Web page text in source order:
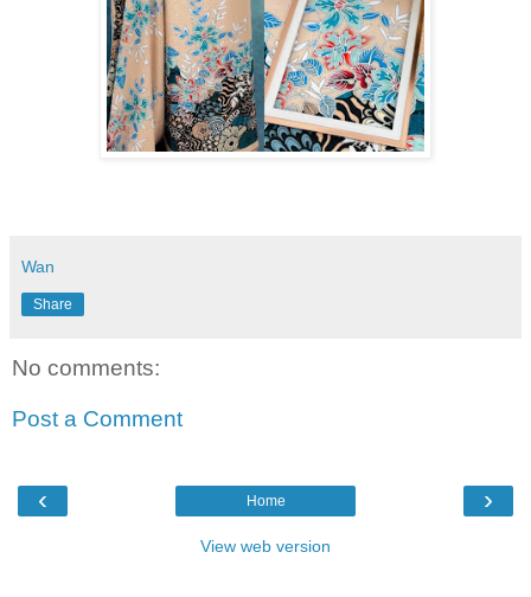
Wan
Share
No comments:
Post a Comment
‹ ›
Home
View web version